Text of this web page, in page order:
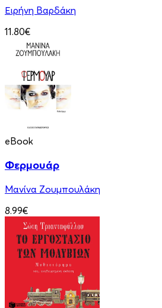
Ειρήνη Βαρδάκη
11.80€
eBook
Φερμουάρ
Μανίνα Ζουμπουλάκη
8.99€